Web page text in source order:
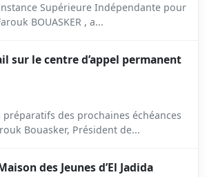
Supérieure Indépendante pour
BOUASKER , a...
sur le centre d’appel permanent
préparatifs des prochaines échéances
Bouasker, Président de...
des Jeunes d’El Jadida